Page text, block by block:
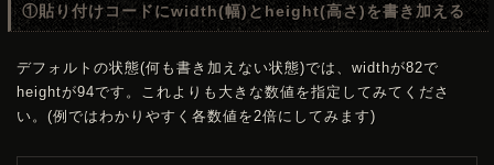
①貼り付けコードにwidth(幅)とheight(高さ)を書き加える
デフォルトの状態(何も書き加えない状態)では、widthが82で
heightが94です。これよりも大きな数値を指定してみてくださ
い。(例ではわかりやすく各数値を2倍にしてみます)